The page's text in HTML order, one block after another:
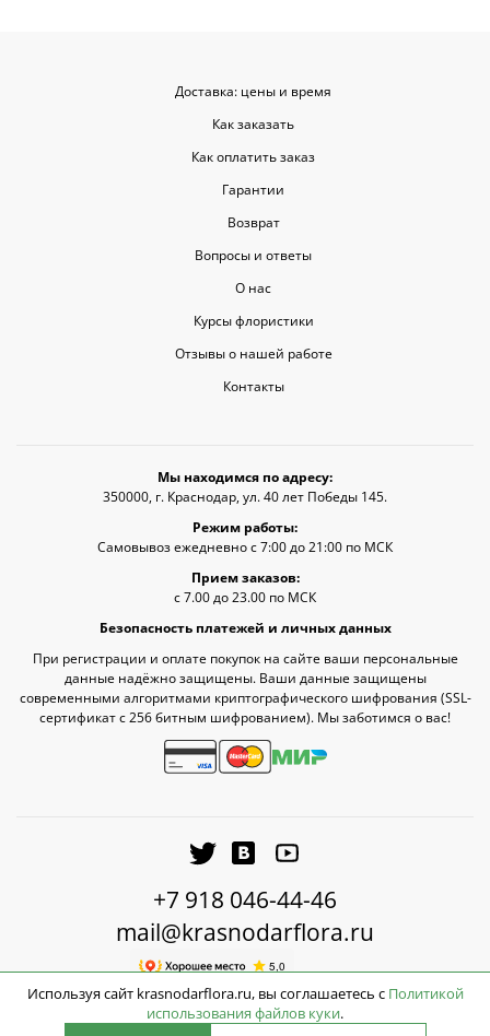
Используя сайт krasnodarflora.ru, вы соглашаетесь с Политикой
использования файлов куки.
Доставка: цены и время
Как заказать
Как оплатить заказ
Гарантии
Возврат
Вопросы и ответы
О нас
Курсы флористики
Отзывы о нашей работе
Контакты
Мы находимся по адресу:
350000, г. Краснодар, ул. 40 лет Победы 145.
Режим работы:
Самовывоз ежедневно с 7:00 до 21:00 по МСК
Прием заказов:
с 7.00 до 23.00 по МСК
Безопасность платежей и личных данных
При регистрации и оплате покупок на сайте ваши персональные
данные надёжно защищены. Ваши данные защищены
современными алгоритмами криптографического шифрования (SSL-
сертификат c 256 битным шифрованием). Мы заботимся о вас!
+7 918 046-44-46
mail@krasnodarflora.ru